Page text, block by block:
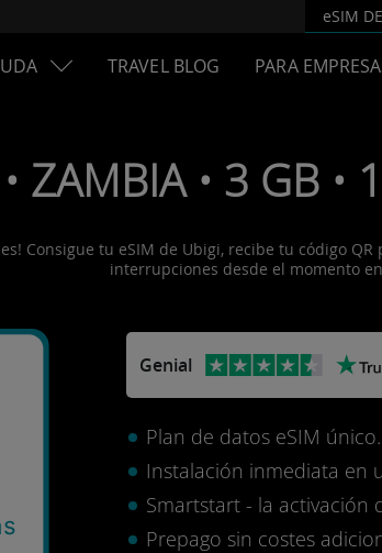
eSIM
TRAVEL BLOG PARA
ZAMBIA • 3 GB •
Consigue tu eSIM de Ubigi, recibe tu código
interrupciones desde el momento
Genial
Plan de datos eSIM único.
Instalación inmediata en
Smartstart - la activación
Prepago sin costes